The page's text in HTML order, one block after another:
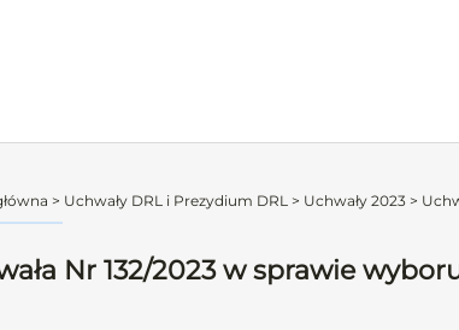
> Uchwały DRL i Prezydium DRL > Uchwały 2023 >
Nr 132/2023 w sprawie